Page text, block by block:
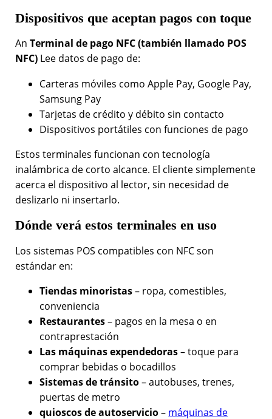
Dispositivos que aceptan pagos con toque
AnTerminal de pago NFC (también llamado POS
NFC) Lee datos de pago de:
Carteras móviles como Apple Pay, Google Pay,
Samsung Pay
Tarjetas de crédito y débito sin contacto
Dispositivos portátiles con funciones de pago
Estos terminales funcionan con tecnología
inalámbrica de corto alcance. El cliente simplemente
acerca el dispositivo al lector, sin necesidad de
deslizarlo ni insertarlo.
Dónde verá estos terminales en uso
Los sistemas POS compatibles con NFC son
estándar en:
Tiendas minoristas– ropa, comestibles,
conveniencia
Restaurantes– pagos en la mesa o en
contraprestación
Las máquinas expendedoras– toque para
comprar bebidas o bocadillos
Sistemas de tránsito– autobuses, trenes,
puertas de metro
quioscos de autoservicio– máquinas de